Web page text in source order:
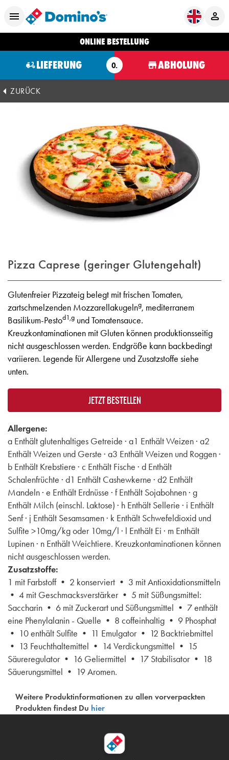
ONLINE BESTELLUNG
LIEFERUNG O. ABHOLUNG
ZURÜCK
Pizza Caprese (geringer Glutengehalt)
Glutenfreier Pizzateig belegt mit frischen Tomaten,
zartschmelzenden Mozzarellakugelng, mediterranem
Basilikum-Pestod1,g und Tomatensauce.
Kreuzkontaminationen mit Gluten können produktionsseitig
nicht ausgeschlossen werden. Endgröße kann backbedingt
variieren. Legende für Allergene und Zusatzstoffe siehe
unten.
JETZT BESTELLEN
Allergene:
a Enthält glutenhaltiges Getreide · a1 Enthält Weizen · a2
Enthält Weizen und Gerste · a3 Enthält Weizen und Roggen ·
b Enthält Krebstiere · c Enthält Fische · d Enthält
Schalenfrüchte · d1 Enthält Cashewkerne · d2 Enthält
Mandeln · e Enthält Erdnüsse · f Enthält Sojabohnen · g
Enthält Milch (einschl. Laktose) · h Enthält Sellerie · i Enthält
Senf · j Enthält Sesamsamen · k Enthält Schwefeldioxid und
Sulfite >10mg/kg oder 10mg/l · l Enthält Ei · m Enthält
Lupinen · n Enthält Weichtiere. Kreuzkontaminationen können
nicht ausgeschlossen werden.
Zusatzstoffe:
1 mit Farbstoff • 2 konserviert • 3 mit Antioxidationsmitteln
• 4 mit Geschmacksverstärker • 5 mit Süßungsmittel:
Saccharin • 6 mit Zuckerart und Süßungsmittel • 7 enthält
eine Phenylalanin - Quelle • 8 coffeinhaltig • 9 Phosphat
• 10 enthält Sulfite • 11 Emulgator • 12 Backtriebmittel
• 13 Feuchthaltemittel • 14 Verdickungsmittel • 15
Säureregulator • 16 Geliermittel • 17 Stabilisator • 18
Säuerungsmittel • 19 Aromen.
Weitere Produktinformationen zu allen vorverpackten
Produkten findest Du hier